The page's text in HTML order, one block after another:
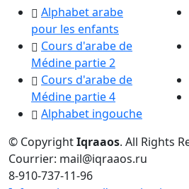
Alphabet arabe
pour les enfants
Cours d'arabe de
Médine partie 2
Cours d'arabe de
Médine partie 4
Alphabet ingouche
© CopyrightIqraaos. All Rights
Courrier: mail@iqraaos.ru
8-910-737-11-96